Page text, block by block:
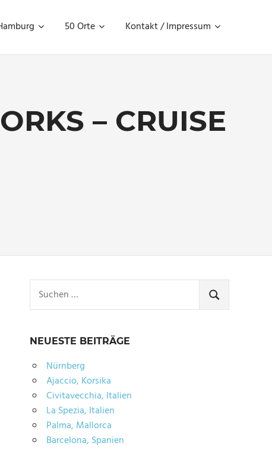
50 Orte Kontakt / Impressum
– CRUISE
nach:
SUCHEN
NEUESTE BEITRÄGE
Nürnberg
Ajaccio, Korsika
Civitavecchia, Italien
La Spezia, Italien
Palma, Mallorca
Barcelona, Spanien